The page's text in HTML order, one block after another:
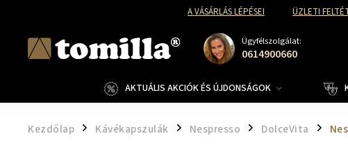
A VÁSÁRLÁS LÉPÉSEI ÜZLETI
Ügyfélszolgálat:
0614900660
AKTUÁLIS AKCIÓK ÉS ÚJDONSÁGOK
Kezdőlap / Kávékapszulák / Nespresso / DolceVita /